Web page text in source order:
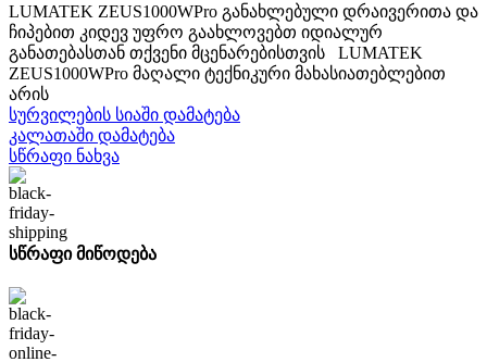
LUMATEK ZEUS1000WPro განახლებული დრაივერითა და
ჩიპებით კიდევ უფრო გაახლოვებთ იდიალურ
განათებასთან თქვენი მცენარებისთვის LUMATEK
ZEUS1000WPro მაღალი ტექნიკური მახასიათებლებით
არის
სურვილების სიაში დამატება
კალათაში დამატება
სწრაფი ნახვა
სწრაფი მიწოდება